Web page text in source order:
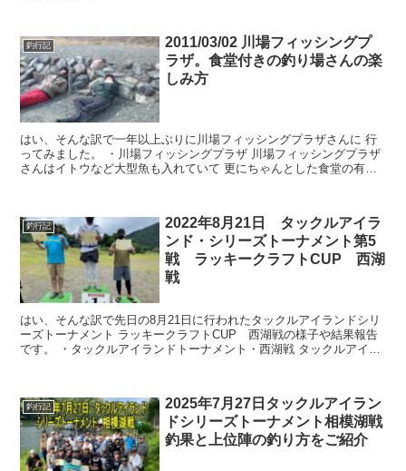
釣行記
2011/03/02 川場フィッシングプ
ラザ。食堂付きの釣り場さんの楽
しみ方
はい、そんな訳で一年以上ぶりに川場フィッシングプラザさんに 行
ってみました。 ・川場フィッシングプラザ 川場フィッシングプラザ
さんはイトウなど大型魚も入れていて 更にちゃんとした食堂の有る
釣行記
2022年8月21日 タックルアイラ
ンド・シリーズトーナメント第5
戦 ラッキークラフトCUP 西湖
戦
はい、そんな訳で先日の8月21日に行われたタックルアイランドシリ
ーズトーナメント ラッキークラフトCUP 西湖戦の様子や結果報告
です。 ・タックルアイランドトーナメント・西湖戦 タックルアイラ
釣行記
2025年7月27日タックルアイラン
ドシリーズトーナメント相模湖戦
釣果と上位陣の釣り方をご紹介